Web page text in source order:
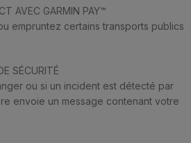
AVEC GARMIN PAY™
empruntez certains transports publics
SÉCURITÉ
ou si un incident est détecté par
envoie un message contenant votre